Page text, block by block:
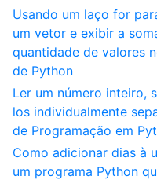
Usando um laço for
um vetor e exibir a
quantidade de valores
de Python
Ler um número inteiro,
los individualmente
de Programação em
Como adicionar dias à
um programa Python